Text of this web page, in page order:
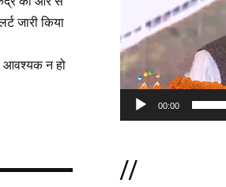
जारी किया
आवश्यक न हो
00:00
//